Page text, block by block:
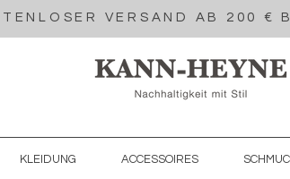
VERSAND AB 200 €
KLEIDUNG ACCESSOIRES